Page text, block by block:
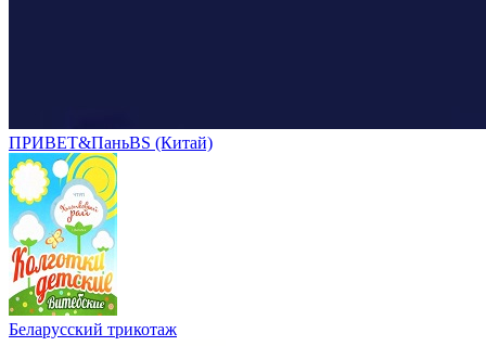
ПРИВЕТ&ПаньBS (Китай)
Беларусский трикотаж